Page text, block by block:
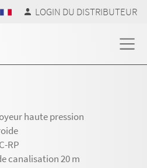
LOGIN DU DISTRIBUTEUR
haute pression
RP
canalisation 20 m